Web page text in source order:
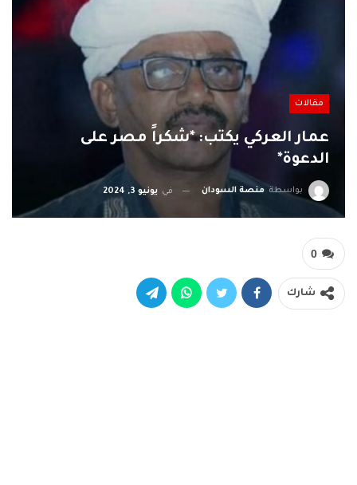
مقالات
عمار العركي يكتب: *شكراً مصر على
الدعوة*
بواسطة منصة السودان في يونيو 3, 2024
0
شارك